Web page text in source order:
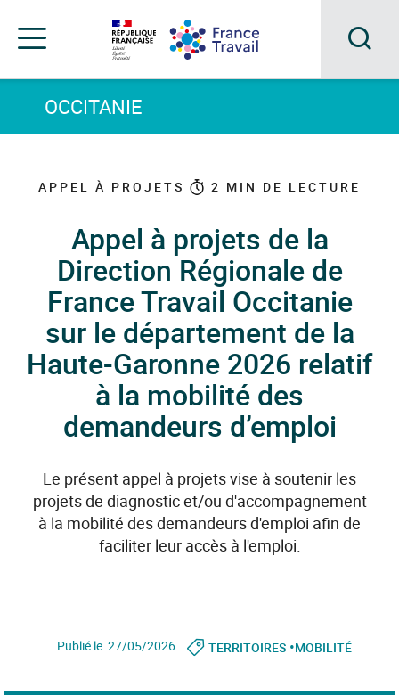
menu
contenu
pied
page
la
Menu
OCCITANIE
APPEL À PROJETS 2 MIN DE LECTURE
Appel à projets de la
Direction Régionale de
France Travail Occitanie
sur le département de la
Haute-Garonne 2026 relatif
à la mobilité des
demandeurs d’emploi
Le présent appel à projets vise à soutenir les
projets de diagnostic et/ou d'accompagnement
à la mobilité des demandeurs d'emploi afin de
faciliter leur accès à l'emploi.
Publié le 27/05/2026 TERRITOIRES•MOBILITÉ